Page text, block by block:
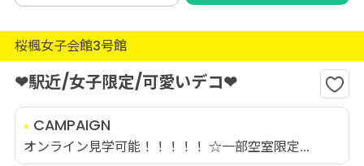
桜楓女子会館3号館
❤駅近/女子限定/可愛いデコ❤
CAMPAIGN
オンライン見学可能！！！！！ ☆一部空室限定...